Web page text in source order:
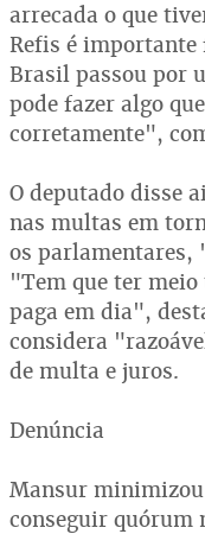
arrecada o que
Refis é importante
Brasil passou por
pode fazer algo
corretamente",
O deputado disse
nas multas em
os parlamentares,
"Tem que ter
paga em dia",
considera
de multa e juros.
Denúncia
Mansur minimizou
conseguir quórum